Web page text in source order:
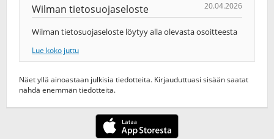
Wilman tietosuojaseloste 20.04.2026
Wilman tietosuojaseloste löytyy alla olevasta osoitteesta
Lue koko juttu
Näet yllä ainoastaan julkisia tiedotteita. Kirjauduttuasi sisään saatat
nähdä enemmän tiedotteita.